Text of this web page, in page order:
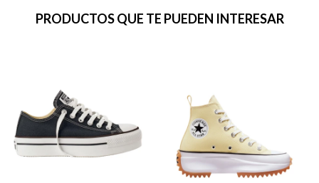
PRODUCTOS QUE TE PUEDEN INTERESAR